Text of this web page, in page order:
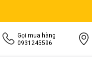
Gọi mua hàng
0931245596